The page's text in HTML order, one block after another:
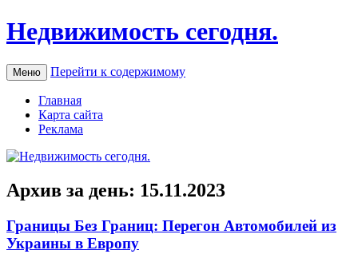
Недвижимость сегодня.
Меню Перейти к содержимому
Главная
Карта сайта
Реклама
Архив за день: 15.11.2023
Границы Без Границ: Перегон Автомобилей из
Украины в Европу